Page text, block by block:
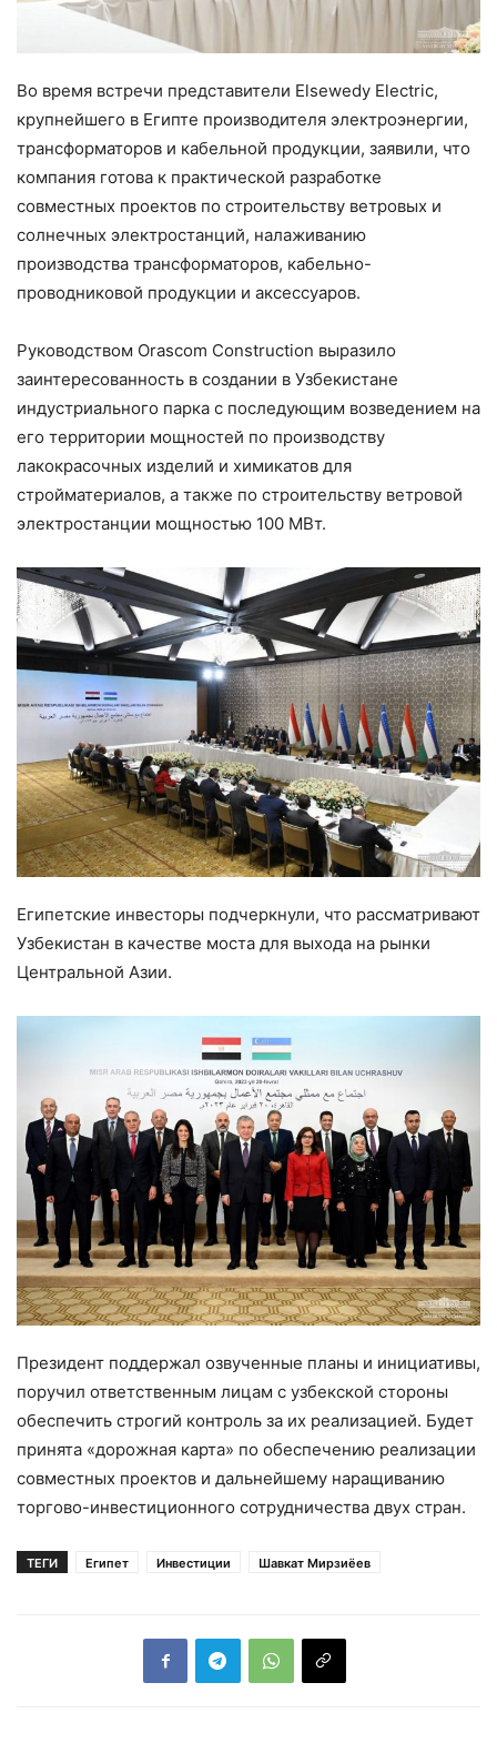
Во время встречи представители Elsewedy Electric,
крупнейшего в Египте производителя электроэнергии,
трансформаторов и кабельной продукции, заявили, что
компания готова к практической разработке
совместных проектов по строительству ветровых и
солнечных электростанций, налаживанию
производства трансформаторов, кабельно-
проводниковой продукции и аксессуаров.
Руководством Orascom Construction выразило
заинтересованность в создании в Узбекистане
индустриального парка с последующим возведением на
его территории мощностей по производству
лакокрасочных изделий и химикатов для
стройматериалов, а также по строительству ветровой
электростанции мощностью 100 МВт.
Египетские инвесторы подчеркнули, что рассматривают
Узбекистан в качестве моста для выхода на рынки
Центральной Азии.
Президент поддержал озвученные планы и инициативы,
поручил ответственным лицам с узбекской стороны
обеспечить строгий контроль за их реализацией. Будет
принята «дорожная карта» по обеспечению реализации
совместных проектов и дальнейшему наращиванию
торгово-инвестиционного сотрудничества двух стран.
ТЕГИ Египет Инвестиции Шавкат Мирзиёев